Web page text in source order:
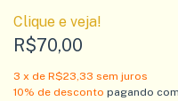
Clique e veja!
R$70,00
3 x de R$23,33 sem juros
10% de desconto pagando